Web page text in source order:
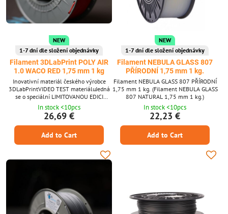
NEW
1-7 dní dle složení objednávky
Filament 3DLabPrint POLY AIR
1.0 WACO RED 1,75 mm 1 kg
Inovativní materiál českého výrobce
3DLabPrintVIDEO TEST materiáluJedná
se o speciální LIMITOVANOU EDICI
materiálu speciálně vyvinutou pro nový
model 3DLabPrint WACO YMF – 5V
kartonové
In stock <10pcs
26,69 €
Add to Cart
NEW
1-7 dní dle složení objednávky
Filament NEBULA GLASS 807
PŘÍRODNÍ 1,75 mm 1 kg.
Filament NEBULA GLASS 807 PŘÍRODNÍ
1,75 mm 1 kg. (Filament NEBULA GLASS
807 NATURAL 1,75 mm 1 kg.)
In stock <10pcs
22,23 €
Add to Cart